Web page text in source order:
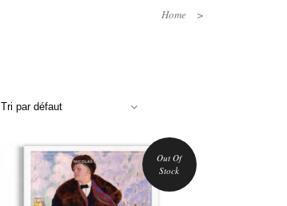
Home >
Tri par défaut
Out Of
Stock